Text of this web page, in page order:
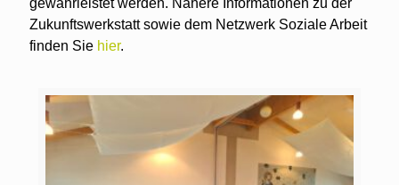
gewährleistet werden. Nähere Informationen zu der
Zukunftswerkstatt sowie dem Netzwerk Soziale Arbeit
finden Sie hier.